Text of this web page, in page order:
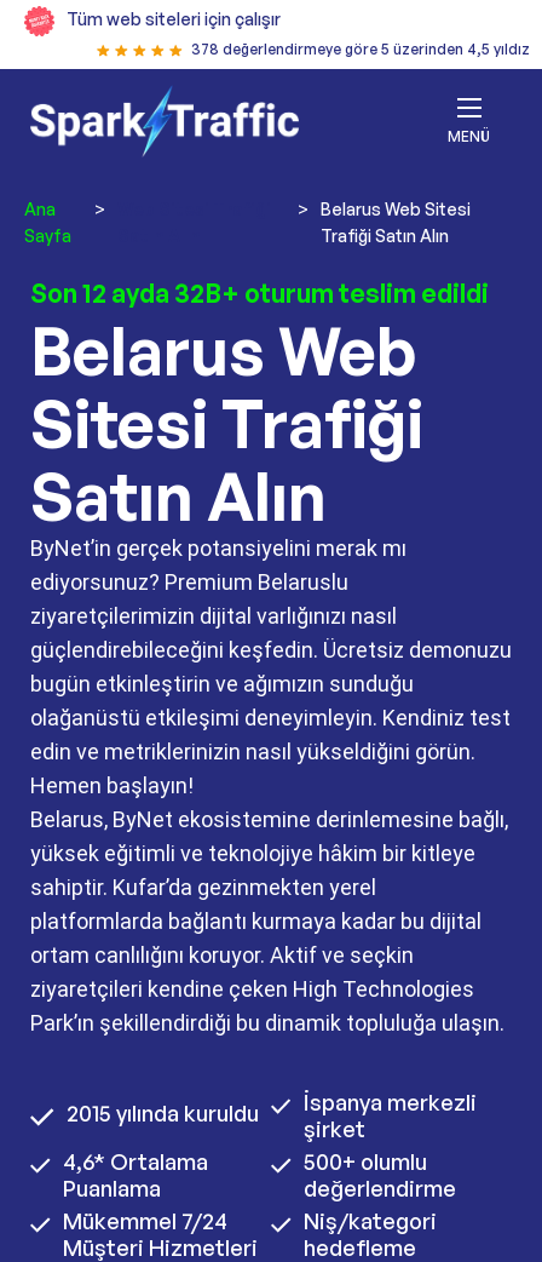
Tüm web siteleri için çalışır
378 değerlendirmeye göre 5 üzerinden 4,5 yıldız
MENÜ
Ana
Sayfa
> >
Belarus Web Sitesi
Trafiği Satın Alın
Son 12 ayda 32B+ oturum teslim edildi
Belarus Web
Sitesi Trafiği
Satın Alın
ByNet’in gerçek potansiyelini merak mı
ediyorsunuz? Premium Belaruslu
ziyaretçilerimizin dijital varlığınızı nasıl
güçlendirebileceğini keşfedin. Ücretsiz demonuzu
bugün etkinleştirin ve ağımızın sunduğu
olağanüstü etkileşimi deneyimleyin. Kendiniz test
edin ve metriklerinizin nasıl yükseldiğini görün.
Hemen başlayın!
Belarus, ByNet ekosistemine derinlemesine bağlı,
yüksek eğitimli ve teknolojiye hâkim bir kitleye
sahiptir. Kufar’da gezinmekten yerel
platformlarda bağlantı kurmaya kadar bu dijital
ortam canlılığını koruyor. Aktif ve seçkin
ziyaretçileri kendine çeken High Technologies
Park’ın şekillendirdiği bu dinamik topluluğa ulaşın.
2015 yılında kuruldu
4,6* Ortalama
Puanlama
Mükemmel 7/24
Müşteri Hizmetleri
İspanya merkezli
şirket
500+ olumlu
değerlendirme
Niş/kategori
hedefleme